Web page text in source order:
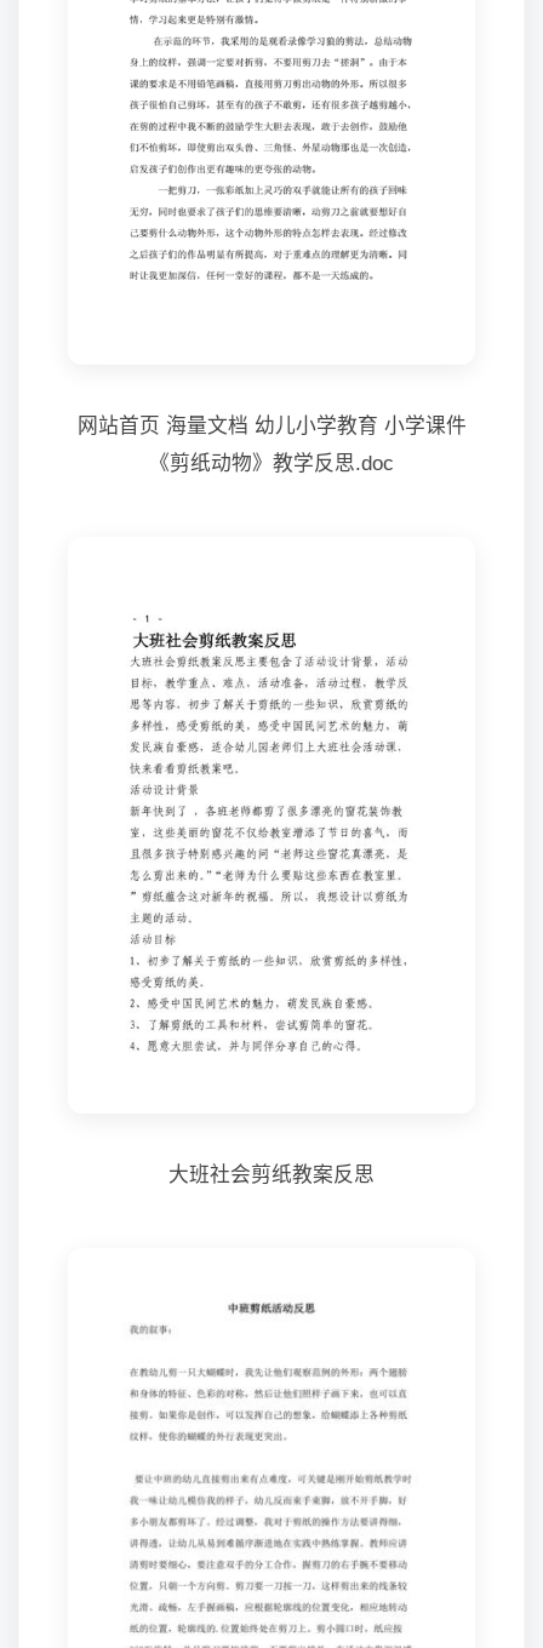
网站首页 海量文档 幼儿小学教育 小学课件
《剪纸动物》教学反思.doc
大班社会剪纸教案反思